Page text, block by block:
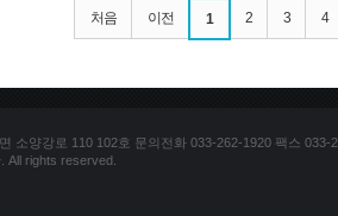
처음 이전 1 2 3 4
소양강로 110 102호 문의전화 033-262-1920 팩스 033-
All rights reserved.